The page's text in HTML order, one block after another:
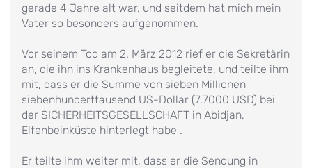
gerade 4 Jahre alt war, und seitdem hat mich mein
Vater so besonders aufgenommen.
Vor seinem Tod am 2. März 2012 rief er die Sekretärin
an, die ihn ins Krankenhaus begleitete, und teilte ihm
mit, dass er die Summe von sieben Millionen
siebenhunderttausend US-Dollar (7,7000 USD) bei
der SICHERHEITSGESELLSCHAFT in Abidjan,
Elfenbeinküste hinterlegt habe .
Er teilte ihm weiter mit, dass er die Sendung in